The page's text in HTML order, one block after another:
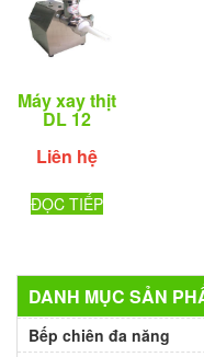
Máy xay thịt
DL 12
Liên hệ
ĐỌC TIẾP
DANH MỤC SẢN
Bếp chiên đa năng